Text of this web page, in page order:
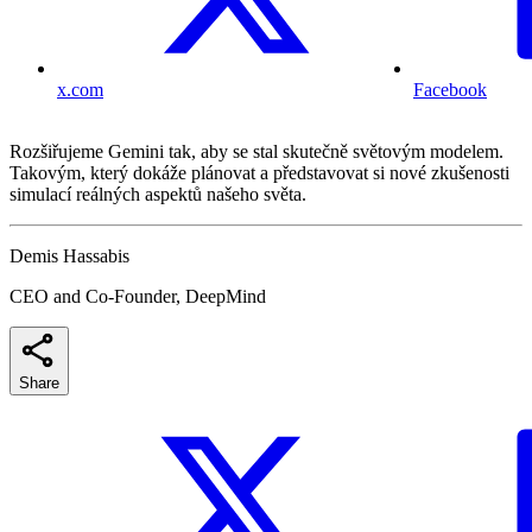
x.com Facebook
Rozšiřujeme Gemini tak, aby se stal skutečně světovým modelem.
Takovým, který dokáže plánovat a představovat si nové zkušenosti
simulací reálných aspektů našeho světa.
Demis Hassabis
CEO and Co-Founder, DeepMind
Share